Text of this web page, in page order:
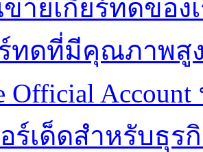
ายเกียร์ทดของ
ร์ทดที่มีคุณภาพสู
Official
ร์เด็ดสำหรับธุร